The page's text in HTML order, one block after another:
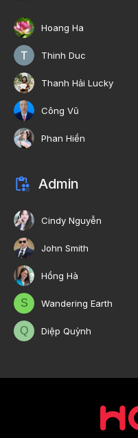
Hoang Ha
Thinh Duc
Thanh Hải Lucky
Công Vũ
Phan Hiền
Admin
Cindy Nguyễn
John Smith
Hồng Hà
S Wandering Earth
Q Diệp Quỳnh